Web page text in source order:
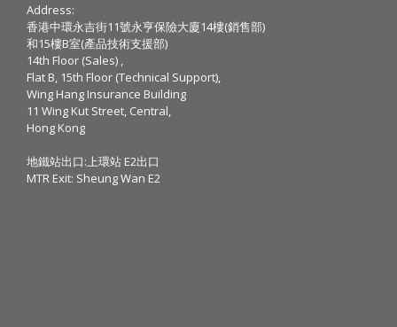
Address:
香港中環永吉街11號永亨保險大廈14樓(銷售部)
和15樓B室(產品技術支援部)
14th Floor (Sales) ,
Flat B, 15th Floor (Technical Support),
Wing Hang Insurance Building
11 Wing Kut Street, Central,
Hong Kong
地鐵站出口:上環站 E2出口
MTR Exit: Sheung Wan E2